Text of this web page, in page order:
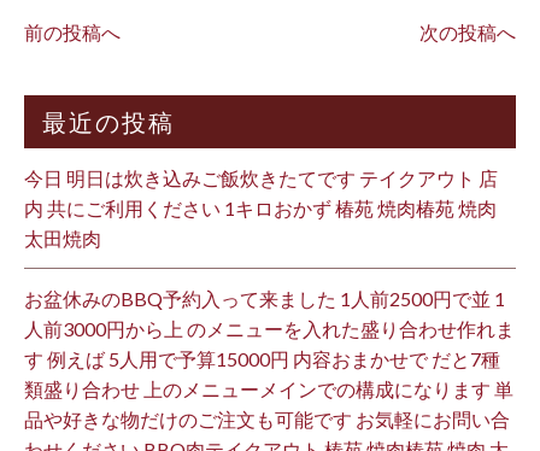
前の投稿へ 次の投稿へ
最近の投稿
今日 明日は炊き込みご飯炊きたてです テイクアウト 店
内 共にご利用ください 1キロおかず 椿苑 焼肉椿苑 焼肉
太田焼肉
お盆休みのBBQ予約入って来ました 1人前2500円で並 1
人前3000円から上 のメニューを入れた盛り合わせ作れま
す 例えば 5人用で予算15000円 内容おまかせで だと7種
類盛り合わせ 上のメニューメインでの構成になります 単
品や好きな物だけのご注文も可能です お気軽にお問い合